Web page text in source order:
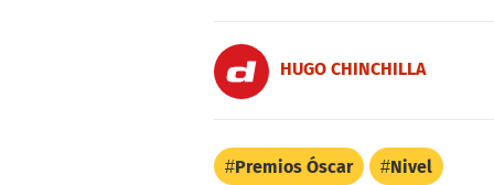
HUGO CHINCHILLA
Premios Óscar Nivel